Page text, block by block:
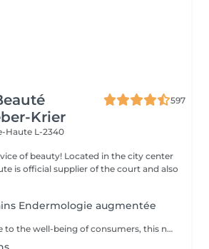
Krier
597
Haute L-2340
in the city center
is official supplier of the court and also
Endermologie augmentée
Particularly attentive to the well-being of consumers, this new exclusive LPG® protocol is the alliance of technicality, which is based on the patented technology of the CelluM6 Alliance® device and sensoriality for immediate and lasting effectiveness on the body. And this, thanks to a succession of maneuvers carried out both by the Alliance® treatment head, the application of a mask and by the hands of the practitioner